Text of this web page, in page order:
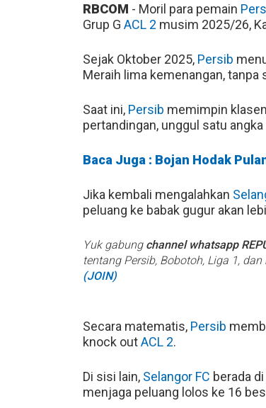
RBCOM - Moril para pemain
Grup G ACL 2 musim 2025/26,
Sejak Oktober 2025, Persib
Meraih lima kemenangan, tanpa
Saat ini, Persib memimpin
pertandingan, unggul satu
Baca Juga : Bojan Hodak
Jika kembali mengalahkan
peluang ke babak gugur akan
Yuk gabung channel whatsapp
tentang Persib, Bobotoh, Liga 1,
(JOIN)
Secara matematis, Persib
knock outACL 2.
Di sisi lain, Selangor FC berada
menjaga peluang lolos ke 16